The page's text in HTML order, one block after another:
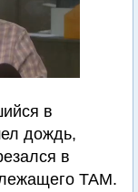
в
дождь,
в
ТАМ.